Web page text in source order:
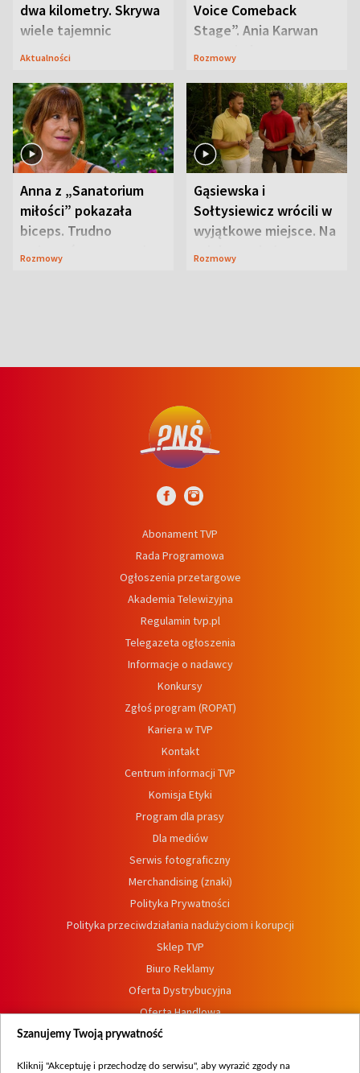
dwa kilometry. Skrywa
wiele tajemnic
Aktualności
Voice Comeback
Stage”. Ania Karwan
zapowiada
Rozmowy
Anna z „Sanatorium
miłości” pokazała
biceps. Trudno
uwierzyć, co przeszła
Rozmowy
Gąsiewska i
Sołtysiewicz wrócili w
wyjątkowe miejsce. Na
szlaku czekał
Rozmowy
Abonament TVP
Rada Programowa
Ogłoszenia przetargowe
Akademia Telewizyjna
Regulamin tvp.pl
Telegazeta ogłoszenia
Informacje o nadawcy
Konkursy
Zgłoś program (ROPAT)
Kariera w TVP
Kontakt
Centrum informacji TVP
Komisja Etyki
Program dla prasy
Dla mediów
Serwis fotograficzny
Merchandising (znaki)
Polityka Prywatności
Polityka przeciwdziałania nadużyciom i korupcji
Sklep TVP
Biuro Reklamy
Oferta Dystrybucyjna
Oferta Handlowa
Dostępność
Szanujemy Twoją prywatność
Kliknij "Akceptuję i przechodzę do serwisu", aby wyrazić zgody na